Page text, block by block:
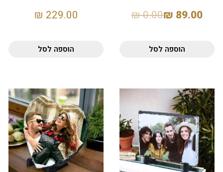
89.00
₪
0.00
₪
הוספה לסל
229.00
₪
הוספה לסל